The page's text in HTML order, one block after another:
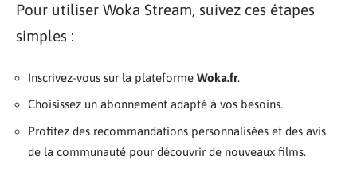
Pour utiliser Woka Stream, suivez ces étapes
simples :
Inscrivez-vous sur la plateforme Woka.fr.
Choisissez un abonnement adapté à vos besoins.
Profitez des recommandations personnalisées et des avis
de la communauté pour découvrir de nouveaux films.